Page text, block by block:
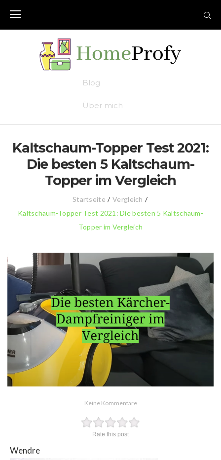
Blog
Über mich
Kaltschaum-Topper Test 2021:
Die besten 5 Kaltschaum-
Topper im Vergleich
Startseite / Vergleich /
Kaltschaum-Topper Test 2021: Die besten 5 Kaltschaum-
Topper im Vergleich
Keine Kommentare
Rate this post
Wendre